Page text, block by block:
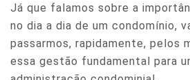
Já que falamos sobre a
no dia a dia de um condomínio,
passarmos, rapidamente, pelos
essa gestão fundamental para